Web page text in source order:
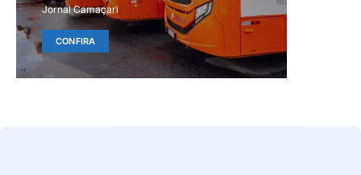
Jornal Camaçari
CONFIRA